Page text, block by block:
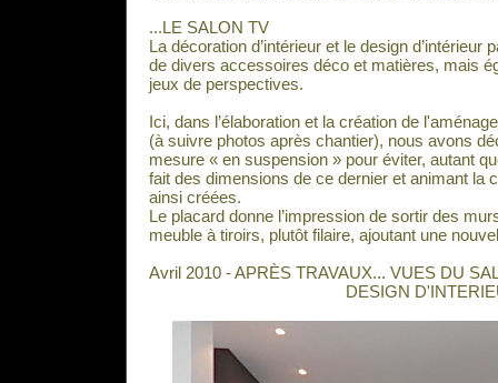
...LE SALON TV
La décoration d’intérieur et le design d’intérieur
de divers accessoires déco et matières, mais
jeux de perspectives.
Ici, dans l’élaboration et la création de
(à suivre photos après chantier), nous avons
mesure « en suspension » pour éviter, autant
fait des dimensions de ce dernier et animant la
ainsi créées.
Le placard donne l’impression de sortir des
meuble à tiroirs, plutôt filaire, ajoutant une
Avril 2010 - APRÈS TRAVAUX... VUES DU
DESIGN